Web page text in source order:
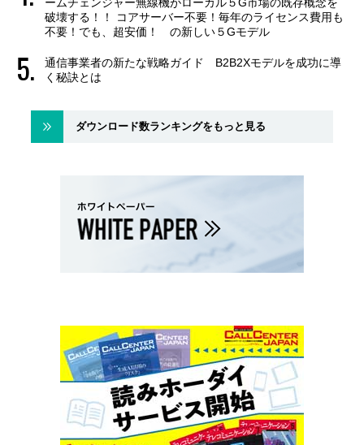
破壊する！！ コアサーバー不要！毎年のライセンス費用も
不要！でも、超安価！ の新しい５Gモデル
通信事業者の新たな戦略ガイド B2B2Xモデルを成功に導
く秘訣とは
ダウンロード数ランキングをもっと見る